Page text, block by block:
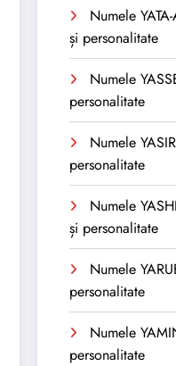
Numele
și personalitate
Numele
personalitate
Numele
personalitate
Numele
și personalitate
Numele
personalitate
Numele
personalitate